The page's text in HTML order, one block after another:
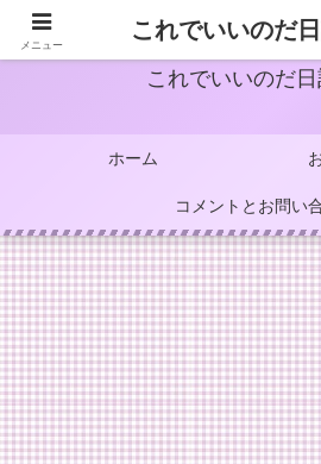
これでいいのだ
ホーム
コメントとお問い
メニュー
これでいいのだ